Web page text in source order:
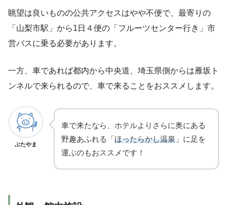
眺望は良いものの公共アクセスはやや不便で、最寄りの
「山梨市駅」から1日４便の「フルーツセンター行き」市
営バスに乗る必要があります。
一方、車であれば都内から中央道、埼玉県側からは雁坂ト
ンネルで来られるので、車で来ることをおススメします。
ぶたやま
車で来たなら、ホテルよりさらに奥にある
野趣あふれる「ほったらかし温泉 」に足を
運ぶのもおススメです！